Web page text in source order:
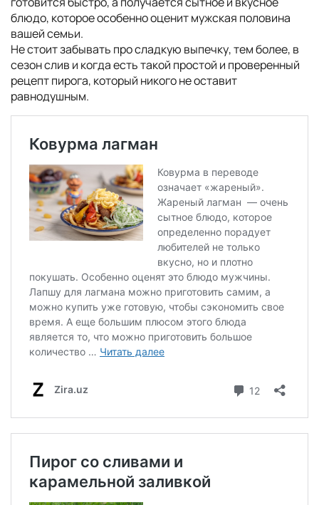
блюдо, которое особенно оценит мужская половина
вашей семьи.
Не стоит забывать про сладкую выпечку, тем более, в
сезон слив и когда есть такой простой и проверенный
рецепт пирога, который никого не оставит
равнодушным.